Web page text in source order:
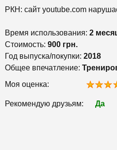
РКН: сайт youtube.com
Время использования: 2
Стоимость: 900 грн.
Год выпуска/покупки: 2018
Общее впечатление:
Моя оценка:
Рекомендую друзьям: Да